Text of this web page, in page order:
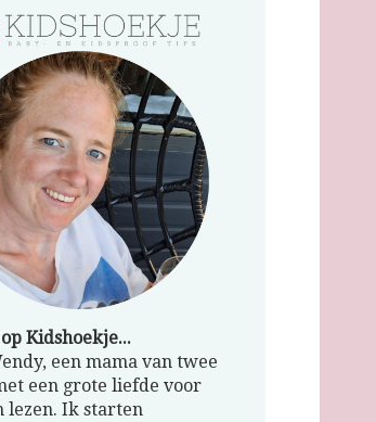
Kidshoekje...
een mama van twee
een grote liefde voor
lezen. Ik starten